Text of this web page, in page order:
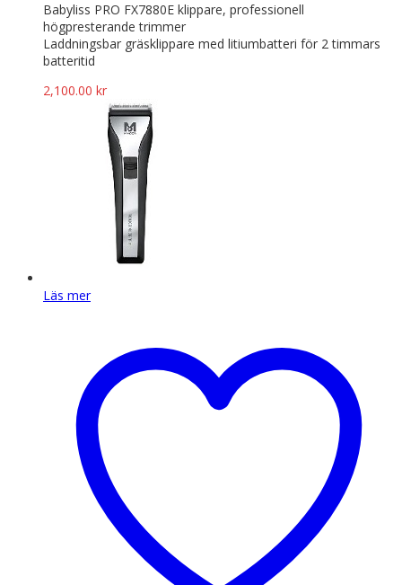
Babyliss PRO FX7880E klippare, professionell
högpresterande trimmer
Laddningsbar gräsklippare med litiumbatteri för 2 timmars
batteritid
2,100.00 kr
Läs mer